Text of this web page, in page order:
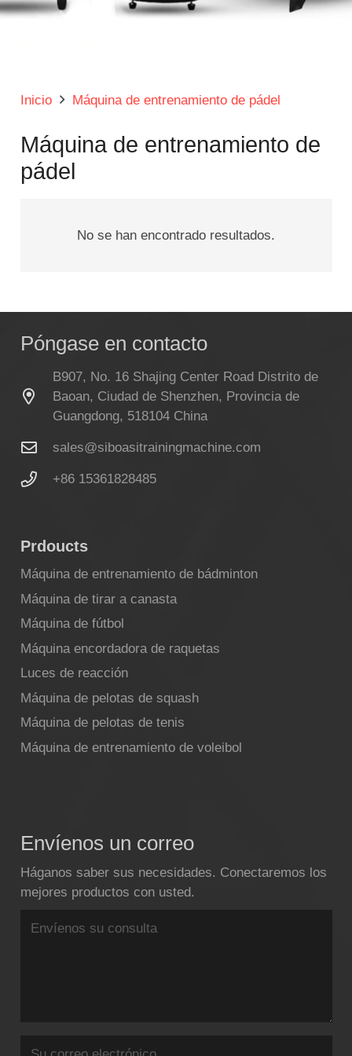
Inicio Máquina de entrenamiento de pádel
Máquina de entrenamiento de
pádel
No se han encontrado resultados.
Póngase en contacto
B907, No. 16 Shajing Center Road Distrito de
Baoan, Ciudad de Shenzhen, Provincia de
Guangdong, 518104 China
sales@siboasitrainingmachine.com
+86 15361828485
Prdoucts
Máquina de entrenamiento de bádminton
Máquina de tirar a canasta
Máquina de fútbol
Máquina encordadora de raquetas
Luces de reacción
Máquina de pelotas de squash
Máquina de pelotas de tenis
Máquina de entrenamiento de voleibol
Envíenos un correo
Háganos saber sus necesidades. Conectaremos los
mejores productos con usted.